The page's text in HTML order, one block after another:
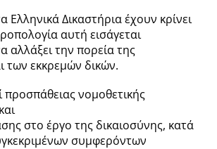
Ελληνικά Δικαστήρια έχουν κρίνει
αυτή εισάγεται
αλλάξει την πορεία της
των εκκρεμών δικών.
προσπάθειας νομοθετικής
στο έργο της δικαιοσύνης, κατά
συμφερόντων